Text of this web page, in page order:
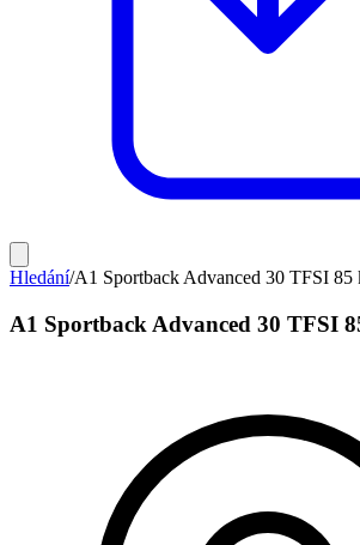
Hledání/A1 Sportback Advanced 30 TFSI 85
A1 Sportback Advanced 30 TFSI